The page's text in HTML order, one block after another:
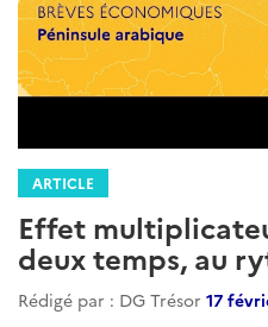
ARTICLE
Effet
deux temps, au
Rédigé par : DG Trésor 17